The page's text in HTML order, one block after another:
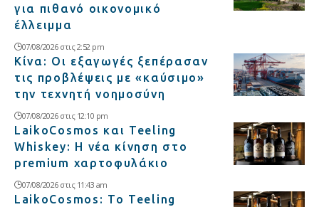
για πιθανό οικονομικό
έλλειμμα
07/08/2026 στις 2:52 pm
Κίνα: Οι εξαγωγές ξεπέρασαν
τις προβλέψεις με «καύσιμο»
την τεχνητή νοημοσύνη
07/08/2026 στις 12:10 pm
LaikoCosmos και Teeling
Whiskey: Η νέα κίνηση στο
premium χαρτοφυλάκιο
07/08/2026 στις 11:43 am
LaikoCosmos: Το Teeling